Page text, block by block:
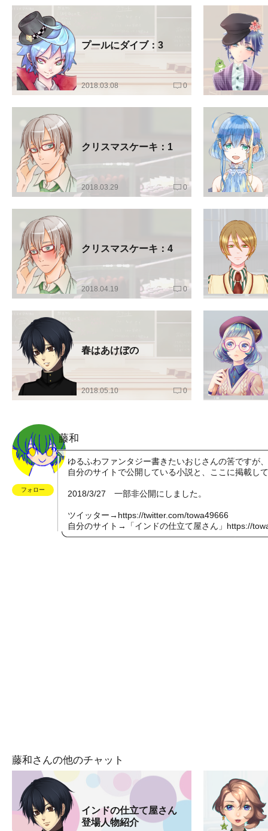
プールにダイブ：3
2018.03.08 0
クリスマスケーキ：1
2018.03.29 0
クリスマスケーキ：4
2018.04.19 0
春はあけぼの
2018.05.10 0
フォロー
藤和
ゆるふわファンタジー書きたいおじさんの筈ですが
自分のサイトで公開している小説と、ここに掲載し
2018/3/27 一部非公開にしました。
ツイッター→ https://twitter.com/towa49666
自分のサイト→「インドの仕立て屋さん」 https://
藤和さんの他のチャット
インドの仕立て屋さん
登場人物紹介